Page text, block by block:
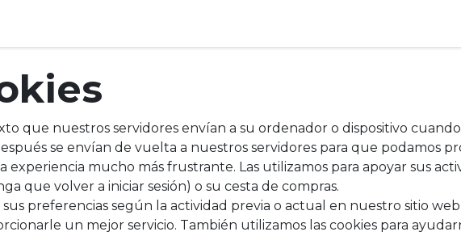
que nuestros servidores envían a su ordenador o dispositivo
se envían de vuelta a nuestros servidores para que podamos
experiencia mucho más frustrante. Las utilizamos para apoyar sus
que volver a iniciar sesión) o su cesta de compras.
preferencias según la actividad previa o actual en nuestro sitio
un mejor servicio. También utilizamos las cookies para